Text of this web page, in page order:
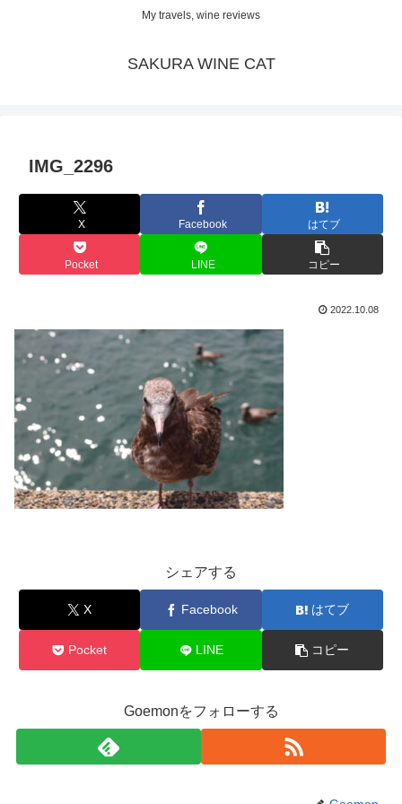
My travels, wine reviews
SAKURA WINE CAT
IMG_2296
X Facebook はてブ
Pocket LINE コピー
2022.10.08
シェアする
X Facebook はてブ
Pocket LINE コピー
Goemonをフォローする